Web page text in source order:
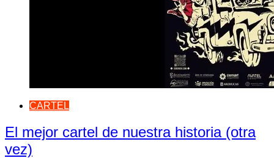
CARTEL
El mejor cartel de nuestra historia (otra
vez)